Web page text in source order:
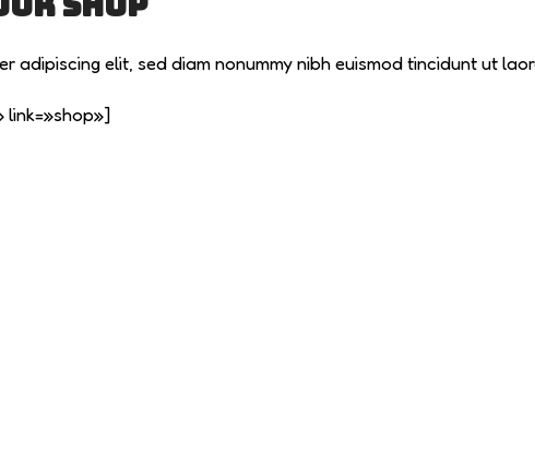
adipiscing elit, sed diam nonummy nibh euismod tincidunt ut
link=»shop»]